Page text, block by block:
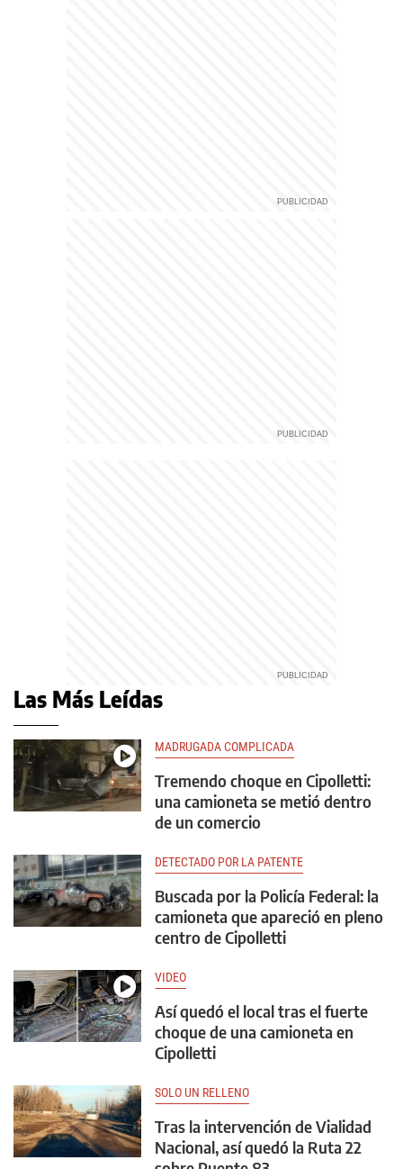
Las Más Leídas
MADRUGADA COMPLICADA
Tremendo choque en Cipolletti:
una camioneta se metió dentro
de un comercio
DETECTADO POR LA PATENTE
Buscada por la Policía Federal: la
camioneta que apareció en pleno
centro de Cipolletti
VIDEO
Así quedó el local tras el fuerte
choque de una camioneta en
Cipolletti
SOLO UN RELLENO
Tras la intervención de Vialidad
Nacional, así quedó la Ruta 22